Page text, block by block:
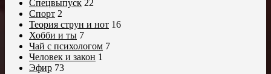
Спецвыпуск 22
Спорт 2
Теория струн и нот 16
Хобби и ты 7
Чай с психологом 7
Человек и закон 1
Эфир 73